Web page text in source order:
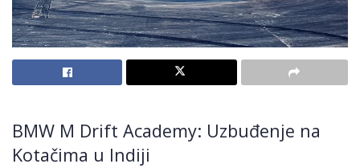
BMW M Drift Academy: Uzbuđenje na
Kotačima u Indiji